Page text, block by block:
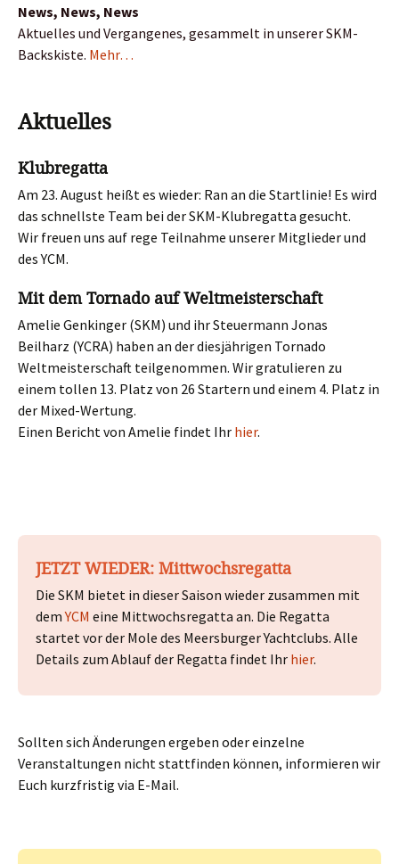
News, News, News
Aktuelles und Vergangenes, gesammelt in unserer SKM-
Backskiste. Mehr…
Aktuelles
Klubregatta
Am 23. August heißt es wieder: Ran an die Startlinie! Es wird
das schnellste Team bei der SKM-Klubregatta gesucht.
Wir freuen uns auf rege Teilnahme unserer Mitglieder und
des YCM.
Mit dem Tornado auf Weltmeisterschaft
Amelie Genkinger (SKM) und ihr Steuermann Jonas
Beilharz (YCRA) haben an der diesjährigen Tornado
Weltmeisterschaft teilgenommen. Wir gratulieren zu
einem tollen 13. Platz von 26 Startern und einem 4. Platz in
der Mixed-Wertung.
Einen Bericht von Amelie findet Ihr hier.
JETZT WIEDER: Mittwochsregatta
Die SKM bietet in dieser Saison wieder zusammen mit
demYCM eine Mittwochsregatta an. Die Regatta
startet vor der Mole des Meersburger Yachtclubs. Alle
Details zum Ablauf der Regatta findet Ihr hier.
Sollten sich Änderungen ergeben oder einzelne
Veranstaltungen nicht stattfinden können, informieren wir
Euch kurzfristig via E-Mail.